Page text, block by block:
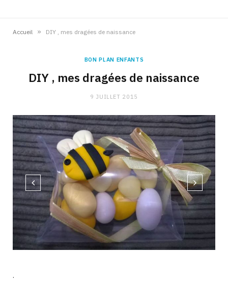
Accueil » DIY , mes dragées de naissance
BON PLAN ENFANTS
DIY , mes dragées de naissance
9 JUILLET 2015
.